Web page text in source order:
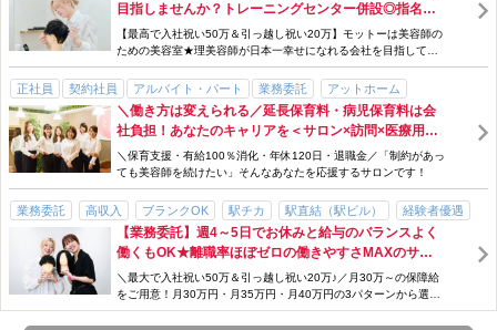
社会保険完備
歩合・インセンティブあり 手当充実
研修制度あり
完全週休二日制
長期休暇あり 勤務時間・曜日応相談
駅チカ
アットホーム
新規フリー客多数 サロン見学OK
パパ・ママ在籍
男性スタッフ多数
女性スタッフ多数 賞与・ボーナスあり 週1日～
外部講習費負担
産休・育休制度あり
目指しませんか？トレーニングセンター併設◎指名を
取るノウハウや不安な技術を改めて習得可能♪最高は
月22万円⇒月93.4万円に♪
【最高で入社祝い50万＆引っ越し祝い20万】モットーは美容師の
ための美容室★理美容師が日本一幸せになれる会社を目指してい
ます★
正社員 契約社員 アルバイト・パート 業務委託
アットホーム
経験者優遇
ブランクOK 研修制度あり
勤務時間・曜日応相談
主婦・主夫歓迎
交通費支給 急募 社会保険完備
年齢不問
パパ・ママ在籍
女性スタッフ多数 手当充実 完全週休二日制
時短勤務
サロン見学OK
＼働き方は変えられる／延長保育料・病児保育料は会
社負担！あなたのキャリアを＜サロン×訪問×医療用ウ
ィッグ＞で活かしませんか？／マンツーマン対応
＼保育支援・有給100％消化・年休120日・退職金／「制約があっ
ても美容師を続けたい」そんなあなたを応援するサロンです！
業務委託 高収入 ブランクOK 駅チカ 駅直結（駅ビル）
経験者優遇
研修制度あり
年齢不問 勤務時間・曜日応相談 主婦・主夫歓迎
手当充実
交通費支給
スタッフ割引・特典あり
歩合・インセンティブあり
お祝い金あり
急募 新規フリー客多数 パパ・ママ歓迎
パパ・ママ在籍
男性スタッフ多数
女性スタッフ多数 サロン見学OK
【業務委託】週4～5日でお休みと給与のバランスよく
働くもOK★離職率ほぼゼロの働きやすさMAXのサロ
ン！［最高は月18万円⇒月93.4万円に♪］
＼最大で入社祝い50万＆引っ越し祝い20万♪／月30万～の保障給
をご用意！月30万円・月35万円・月40万円の3パターンから選択
可能★＜稼ぎ+休み+待遇ぜ...